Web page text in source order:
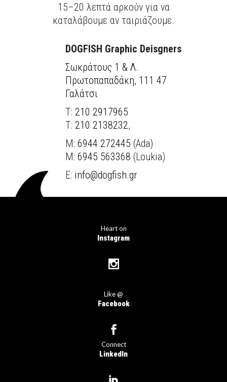
15–20 λεπτά αρκούν για να
καταλάβουμε αν ταιριάζουμε.
DOGFISH Graphic Deisgners
Σωκράτους 1 & Λ.
Πρωτοπαπαδάκη, 111 47
Γαλάτσι
Τ: 210 2917965
T: 210 2138232,
M: 6944 272445 (Ada)
M: 6945 563368 (Loukia)
E: info@dogfish.gr
Heart on
Instagram
Like @
Facebook
Connect
LinkedIn